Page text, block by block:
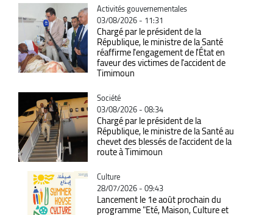
Catégorie
Activités gouvernementales
03/08/2026 - 11:31
Chargé par le président de la
République, le ministre de la Santé
réaffirme l'engagement de l'État en
faveur des victimes de l'accident de
Timimoun
Catégorie
Société
03/08/2026 - 08:34
Chargé par le président de la
République, le ministre de la Santé au
chevet des blessés de l'accident de la
route à Timimoun
Catégorie
Culture
28/07/2026 - 09:43
Lancement le 1e août prochain du
programme "Eté, Maison, Culture et